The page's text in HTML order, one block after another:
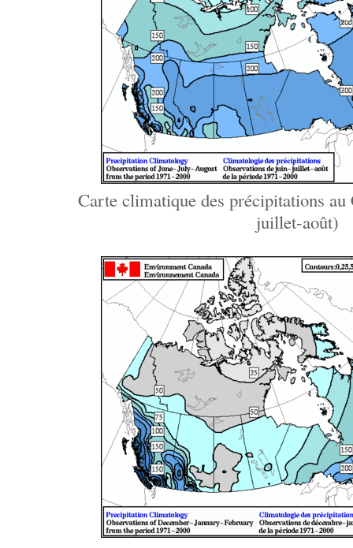
Carte climatique des précipitations
juillet-août)